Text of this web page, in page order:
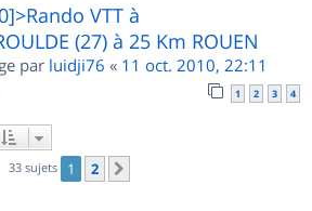
VTT à
(27) à 25 Km ROUEN
par luidji76 « 11 oct. 2010, 22:11
1 2 3 4
33 sujets 1 2